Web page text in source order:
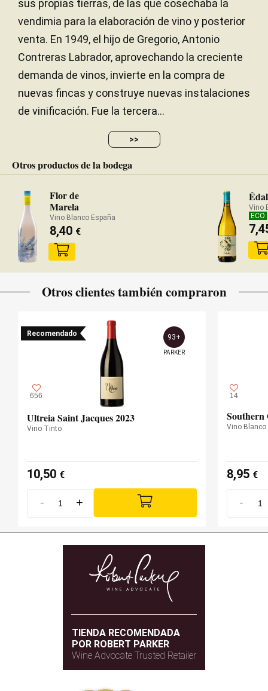
sus propias tierras, de las que cosechaba la
vendimia para la elaboración de vino y posterior
venta. En 1949, el hijo de Gregorio, Antonio
Contreras Labrador, aprovechando la creciente
demanda de vinos, invierte en la compra de
nuevas fincas y construye nuevas instalaciones
de vinificación. Fue la tercera...
>>
Otros productos de la bodega
Flor de
Marela
Vino Blanco España
8,40 €
Vino
ECO
Otros clientes también compraron
Recomendado
656
93+
PARKER
Ultreia Saint Jacques 2023
Vino Tinto
10,50 €
- +
14
Southern
Vino Blanco
8,95 €
-
TIENDA RECOMENDADA
POR ROBERT PARKER
Wine Advocate Trusted Retailer